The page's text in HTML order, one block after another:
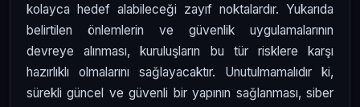
kolayca hedef alabileceği zayıf noktalardır. Yukarıda
belirtilen önlemlerin ve güvenlik uygulamalarının
devreye alınması, kuruluşların bu tür risklere karşı
hazırlıklı olmalarını sağlayacaktır. Unutulmamalıdır ki,
sürekli güncel ve güvenli bir yapının sağlanması, siber